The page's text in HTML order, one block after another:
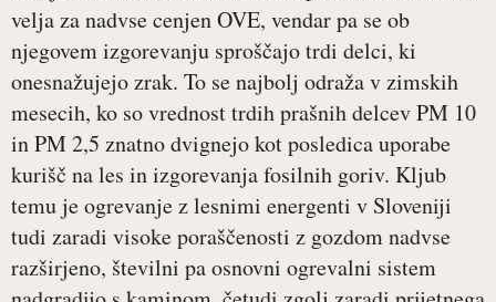
velja za nadvse cenjen OVE, vendar pa se ob
njegovem izgorevanju sproščajo trdi delci, ki
onesnažujejo zrak. To se najbolj odraža v zimskih
mesecih, ko so vrednost trdih prašnih delcev PM 10
in PM 2,5 znatno dvignejo kot posledica uporabe
kurišč na les in izgorevanja fosilnih goriv. Kljub
temu je ogrevanje z lesnimi energenti v Sloveniji
tudi zaradi visoke poraščenosti z gozdom nadvse
razširjeno, številni pa osnovni ogrevalni sistem